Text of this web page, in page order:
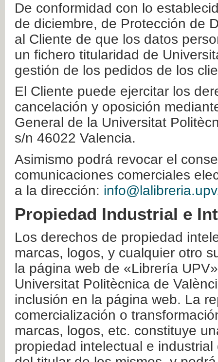
De conformidad con lo
de diciembre, de Protección de
al Cliente de que los datos
un fichero titularidad de
gestión de los pedidos de los
El Cliente puede ejercitar los
cancelación y oposición
General de la Universitat
s/n 46022 Valencia.
Asimismo podrá revocar el
comunicaciones comerciales
a la dirección:
Propiedad Industrial e
Los derechos de propiedad
marcas, logos, y cualquier otro
la página web de «Librería
Universitat Politècnica de
inclusión en la página web. La
comercialización o
marcas, logos, etc. constituye
propiedad intelectual e